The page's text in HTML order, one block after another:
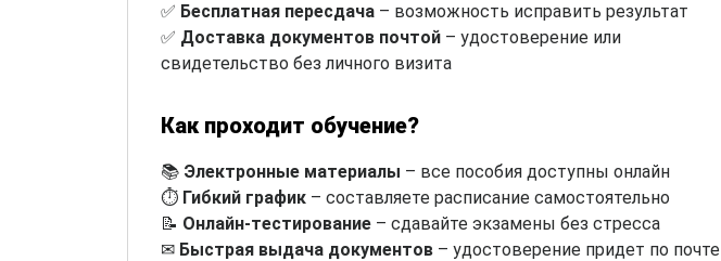
✅ Бесплатная пересдача – возможность исправить результат
✅ Доставка документов почтой – удостоверение или
свидетельство без личного визита
Как проходит обучение?
📚 Электронные материалы – все пособия доступны онлайн
⏱ Гибкий график – составляете расписание самостоятельно
📝 Онлайн-тестирование – сдавайте экзамены без стресса
✉ Быстрая выдача документов – удостоверение придет по почте